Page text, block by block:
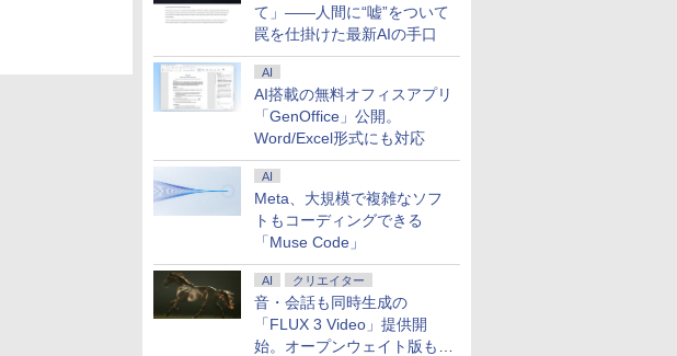
て」――人間に“嘘”をついて
罠を仕掛けた最新AIの手口
AI
AI搭載の無料オフィスアプリ
「GenOffice」公開。
Word/Excel形式にも対応
AI
Meta、大規模で複雑なソフ
トもコーディングできる
「Muse Code」
AI クリエイター
音・会話も同時生成の
「FLUX 3 Video」提供開
始。オープンウェイト版も計